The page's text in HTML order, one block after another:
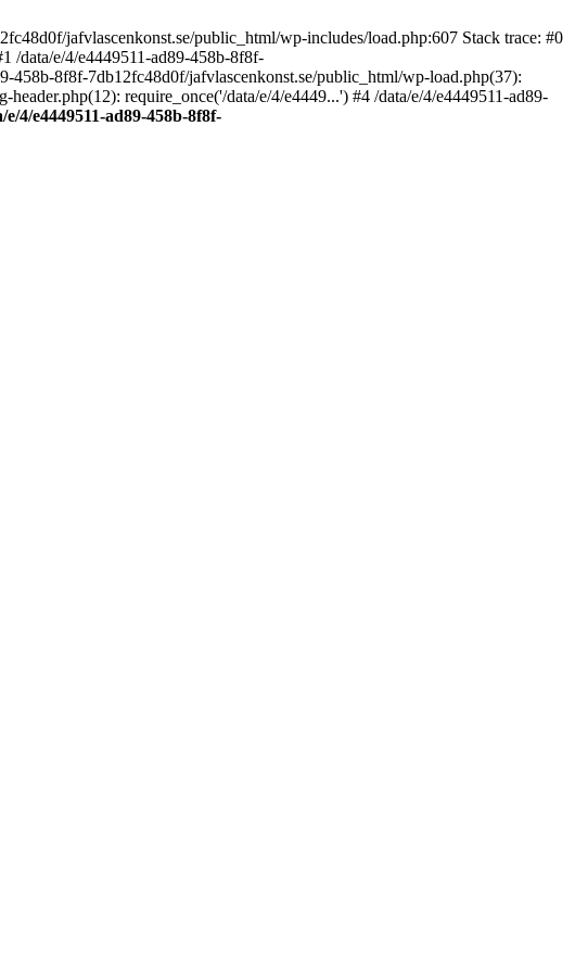
jafvlascenkonst.se/public_html/wp-includes/load.php:607 Stack trace: #0
/data/e/4/e4449511-ad89-458b-8f8f-
458b-8f8f-7db12fc48d0f/jafvlascenkonst.se/public_html/wp-load.php(37):
require_once('/data/e/4/e4449...') #4 /data/e/4/e4449511-ad89-
e/4/e4449511-ad89-458b-8f8f-